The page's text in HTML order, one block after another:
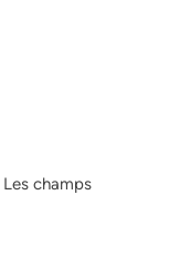
Les champs